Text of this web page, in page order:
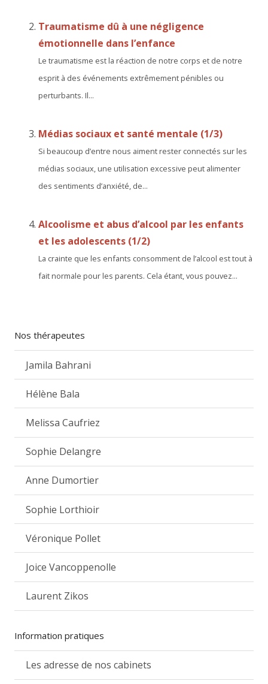
Traumatisme dû à une négligence
émotionnelle dans l’enfance
Le traumatisme est la réaction de notre corps et de notre
esprit à des événements extrêmement pénibles ou
perturbants. Il...
Médias sociaux et santé mentale (1/3)
Si beaucoup d’entre nous aiment rester connectés sur les
médias sociaux, une utilisation excessive peut alimenter
des sentiments d’anxiété, de...
Alcoolisme et abus d’alcool par les enfants
et les adolescents (1/2)
La crainte que les enfants consomment de l’alcool est tout à
fait normale pour les parents. Cela étant, vous pouvez...
Nos thérapeutes
Jamila Bahrani
Hélène Bala
Melissa Caufriez
Sophie Delangre
Anne Dumortier
Sophie Lorthioir
Véronique Pollet
Joice Vancoppenolle
Laurent Zikos
Information pratiques
Les adresse de nos cabinets